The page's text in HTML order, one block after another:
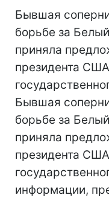
Бывшая
борьбе за
приняла
президента
Бывшая
борьбе за
приняла
президента
информации,